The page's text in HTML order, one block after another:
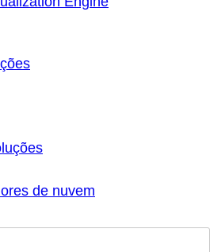
de nuvem